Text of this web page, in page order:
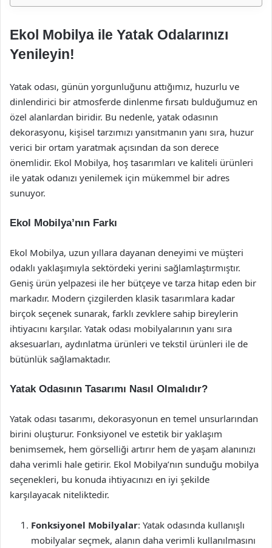
Ekol Mobilya ile Yatak Odalarınızı
Yenileyin!
Yatak odası, günün yorgunluğunu attığımız, huzurlu ve
dinlendirici bir atmosferde dinlenme fırsatı bulduğumuz en
özel alanlardan biridir. Bu nedenle, yatak odasının
dekorasyonu, kişisel tarzımızı yansıtmanın yanı sıra, huzur
verici bir ortam yaratmak açısından da son derece
önemlidir. Ekol Mobilya, hoş tasarımları ve kaliteli ürünleri
ile yatak odanızı yenilemek için mükemmel bir adres
sunuyor.
Ekol Mobilya’nın Farkı
Ekol Mobilya, uzun yıllara dayanan deneyimi ve müşteri
odaklı yaklaşımıyla sektördeki yerini sağlamlaştırmıştır.
Geniş ürün yelpazesi ile her bütçeye ve tarza hitap eden bir
markadır. Modern çizgilerden klasik tasarımlara kadar
birçok seçenek sunarak, farklı zevklere sahip bireylerin
ihtiyacını karşılar. Yatak odası mobilyalarının yanı sıra
aksesuarları, aydınlatma ürünleri ve tekstil ürünleri ile de
bütünlük sağlamaktadır.
Yatak Odasının Tasarımı Nasıl Olmalıdır?
Yatak odası tasarımı, dekorasyonun en temel unsurlarından
birini oluşturur. Fonksiyonel ve estetik bir yaklaşım
benimsemek, hem görselliği artırır hem de yaşam alanınızı
daha verimli hale getirir. Ekol Mobilya’nın sunduğu mobilya
seçenekleri, bu konuda ihtiyacınızı en iyi şekilde
karşılayacak niteliktedir.
Fonksiyonel Mobilyalar: Yatak odasında kullanışlı
mobilyalar seçmek, alanın daha verimli kullanılmasını